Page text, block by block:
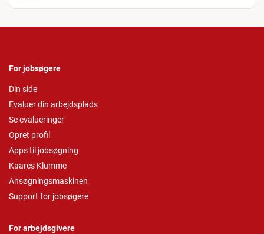
For jobsøgere
Din side
Evaluer din arbejdsplads
Se evalueringer
Opret profil
Apps til jobsøgning
Kaares Klumme
Ansøgningsmaskinen
Support for jobsøgere
For arbejdsgivere